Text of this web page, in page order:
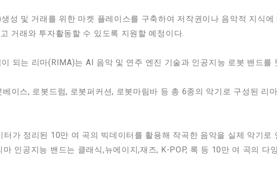
성 및 거래를 위한 마켓 플레이스를 구축하여 저작권이나 음악적 지식
거래와 투자활동할 수 있도록 지원할 예정이다.
되는 리마(RIMA)는 AI 음악 및 연주 엔진 기술과 인공지능 로봇 밴드를
베이스, 로봇드럼, 로봇퍼커션, 로봇마림바 등 총 6종의 악기로 구성된 리
터가 정리된 10만 여 곡의 빅데이터를 활용해 작곡한 음악을 실제 악기로
인공지능 밴드는 클래식,뉴에이지,재즈, K-POP, 록 등 10만 여 곡의 다